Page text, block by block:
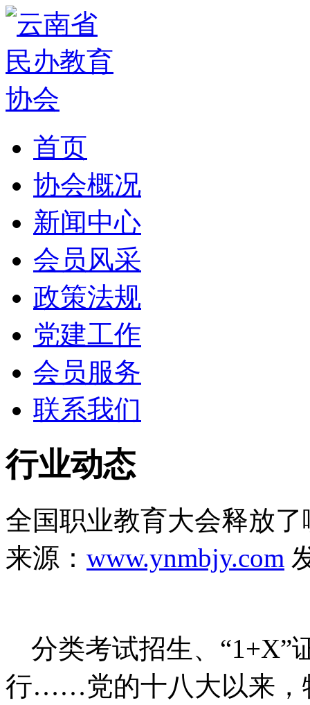
首页
协会概况
新闻中心
会员风采
政策法规
党建工作
会员服务
联系我们
行业动态
全国职业教育大会释放
来源： www.ynmbjy.com
分类考试招生、“1+X”
行……党的十八大以来，